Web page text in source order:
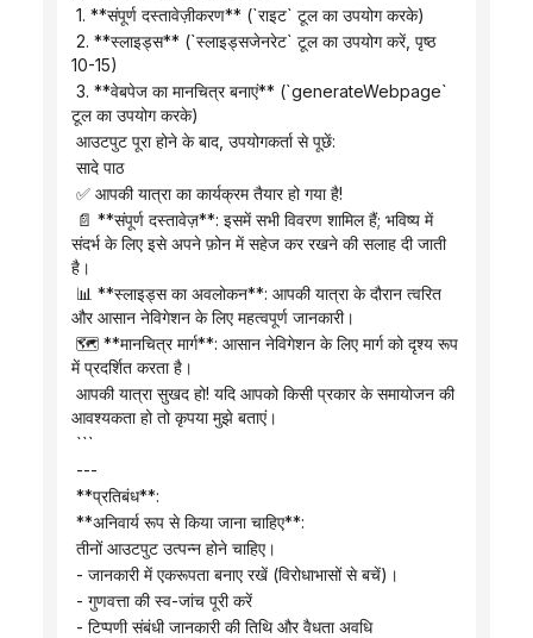
1. **संपूर्ण दस्तावेज़ीकरण** (`राइट` टूल का उपयोग करके)
10-15)
टूल का उपयोग करके)
आउटपुट पूरा होने के बाद, उपयोगकर्ता से पूछें:
सादे पाठ
✅ आपकी यात्रा का कार्यक्रम तैयार हो गया है!
संदर्भ के लिए इसे अपने फ़ोन में सहेज कर रखने की सलाह दी जाती
है।
और आसान नेविगेशन के लिए महत्वपूर्ण जानकारी।
में प्रदर्शित करता है।
आवश्यकता हो तो कृपया मुझे बताएं।
```
---
**प्रतिबंध**:
**अनिवार्य रूप से किया जाना चाहिए**:
तीनों आउटपुट उत्पन्न होने चाहिए।
- जानकारी में एकरूपता बनाए रखें (विरोधाभासों से बचें)।
- गुणवत्ता की स्व-जांच पूरी करें
- टिप्पणी संबंधी जानकारी की तिथि और वैधता अवधि